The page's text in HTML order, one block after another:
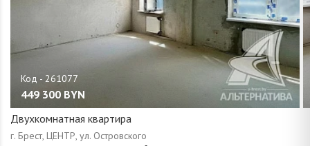
449 300 BYN
Двухкомнатная квартира